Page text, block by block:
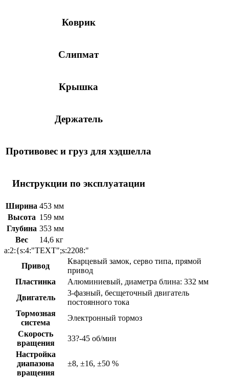
Коврик
Слипмат
Крышка
Держатель
Противовес и груз для хэдшелла
Инструкции по эксплуатации
Ширина 453 мм
Высота 159 мм
Глубина 353 мм
Вес
14,6 кг
a:2:{s:4:"TEXT";s:2208:"
Привод
Кварцевый замок, серво типа, прямой
привод
Пластинка
Алюминиевый, диаметра блина: 332 мм
Двигатель
3-фазный, бесщеточный двигатель
постоянного тока
Тормозная
система
Электронный тормоз
Скорость
вращения
33?-45 об/мин
Настройка
диапазона
вращения
±8, ±16, ±50 %